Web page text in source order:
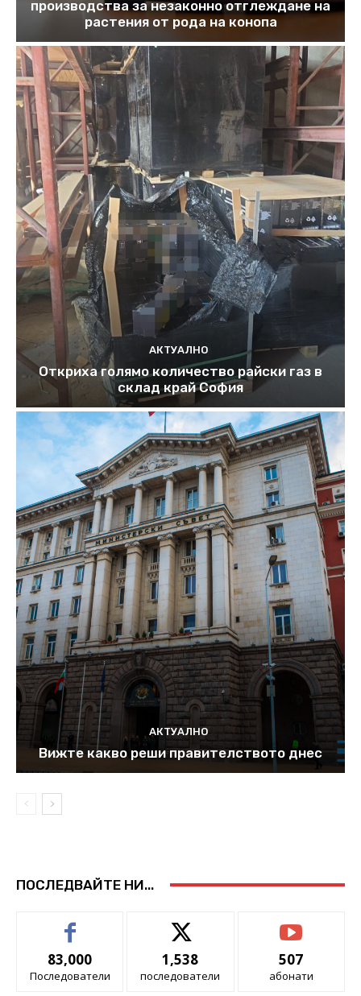
производства за незаконно отглеждане на
растения от рода на конопа
АКТУАЛНО
Откриха голямо количество райски газ в
склад край София
АКТУАЛНО
Вижте какво реши правителството днес
ПОСЛЕДВАЙТЕ НИ...
83,000
Последователи
1,538
последователи
507
абонати